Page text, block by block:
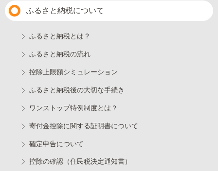
ふるさと納税について
ふるさと納税とは？
ふるさと納税の流れ
控除上限額シミュレーション
ふるさと納税後の大切な手続き
ワンストップ特例制度とは？
寄付金控除に関する証明書について
確定申告について
控除の確認（住民税決定通知書）